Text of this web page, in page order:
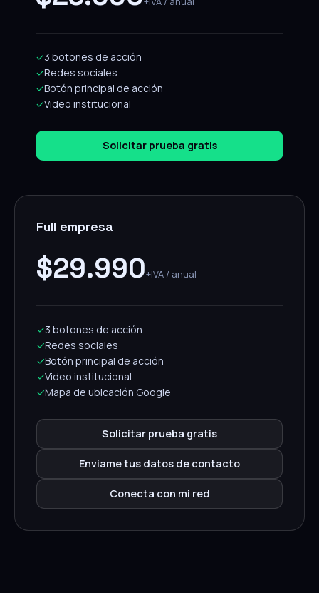
✓3 botones de acción
✓Redes sociales
✓Botón principal de acción
✓Video institucional
Solicitar prueba gratis
Full empresa
$29.990+IVA / anual
✓3 botones de acción
✓Redes sociales
✓Botón principal de acción
✓Video institucional
✓Mapa de ubicación Google
Solicitar prueba gratis
Enviame tus datos de contacto
Conecta con mi red